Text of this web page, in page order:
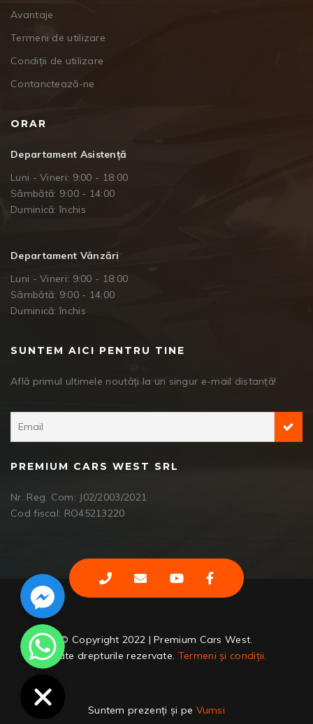
Avantaje
Termeni de utilizare
Condiții de utilizare
Contanctează-ne
ORAR
Departament Asistență
Luni - Vineri: 9:00 - 18:00
Sâmbătă: 9:00 - 14:00
Duminică: închis
Departament Vânzări
Luni - Vineri: 9:00 - 18:00
Sâmbătă: 9:00 - 14:00
Duminică: închis
SUNTEM AICI PENTRU TINE
Află primul ultimele noutăți la un singur e-mail distanță!
PREMIUM CARS WEST SRL
Nr. Reg. Com: J02/2003/2021
Cod fiscal: RO45213220
© Copyright 2022 | Premium Cars West.
Toate drepturile rezervate. Termeni și condiții.
Suntem prezenți și pe Vumsi
Facebook Messenger
WhatsApp